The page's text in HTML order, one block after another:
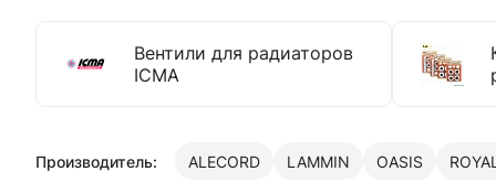
Вентили для радиаторов
ICMA
Производитель: ALECORD LAMMIN OASIS